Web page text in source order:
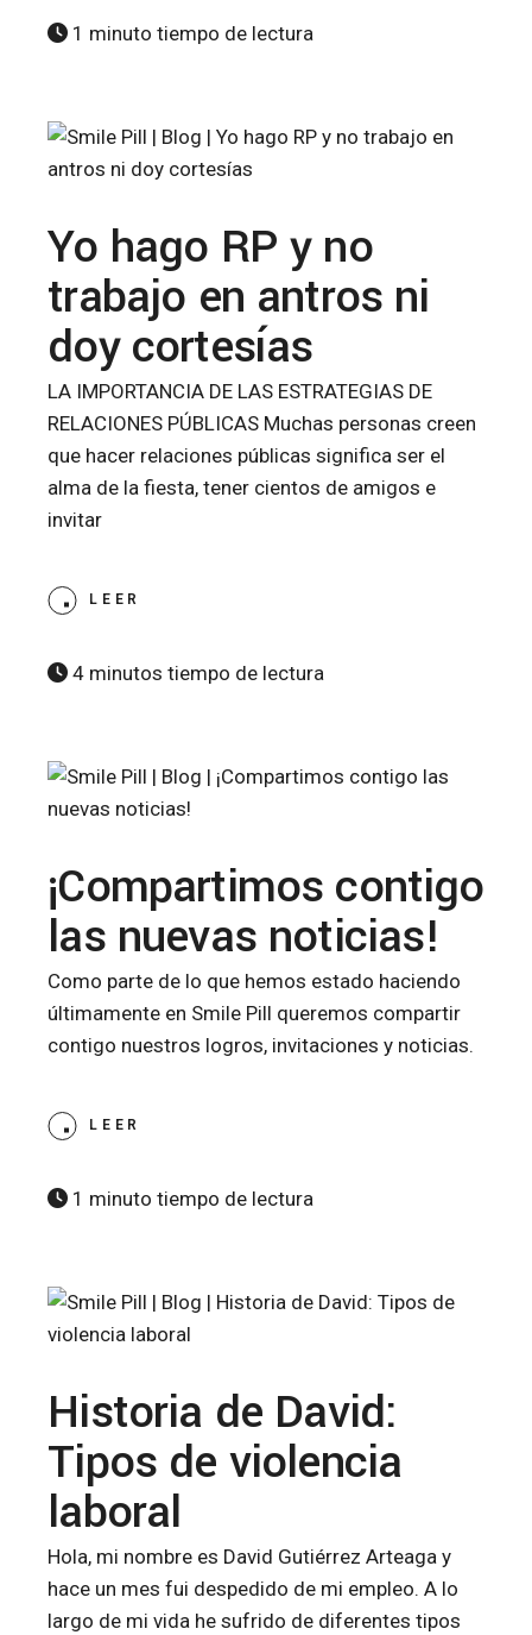
1 minuto tiempo de lectura
Yo hago RP y no
trabajo en antros ni
doy cortesías
LA IMPORTANCIA DE LAS ESTRATEGIAS DE
RELACIONES PÚBLICAS Muchas personas creen
que hacer relaciones públicas significa ser el
alma de la fiesta, tener cientos de amigos e
invitar
LEER
4 minutos tiempo de lectura
¡Compartimos contigo
las nuevas noticias!
Como parte de lo que hemos estado haciendo
últimamente en Smile Pill queremos compartir
contigo nuestros logros, invitaciones y noticias.
LEER
1 minuto tiempo de lectura
Historia de David:
Tipos de violencia
laboral
Hola, mi nombre es David Gutiérrez Arteaga y
hace un mes fui despedido de mi empleo. A lo
largo de mi vida he sufrido de diferentes tipos